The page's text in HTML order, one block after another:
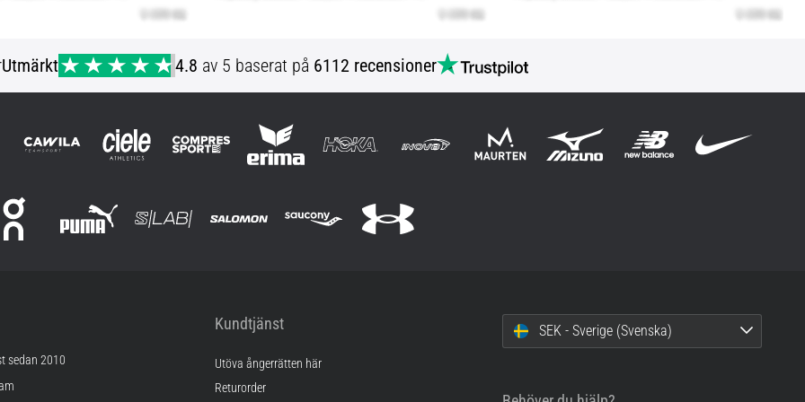
Utmärkt 4.8 av 5 baserat på 6112 recensioner
sedan 2010
Kundtjänst
Utöva ångerrätten här
Returorder
SEK - Sverige (Svenska)